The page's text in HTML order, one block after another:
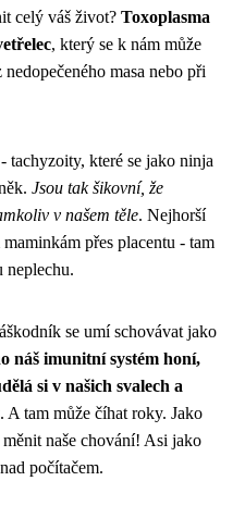
celý váš život? Toxoplasma
, který se k nám může
masa nebo při
tachyzoity, které se jako ninja
Jsou tak šikovní, že
v našem těle. Nejhorší
přes placentu - tam
neplechu.
se umí schovávat jako
náš imunitní systém honí,
si v našich svalech a
. A tam může číhat roky. Jako
naše chování! Asi jako
počítačem.